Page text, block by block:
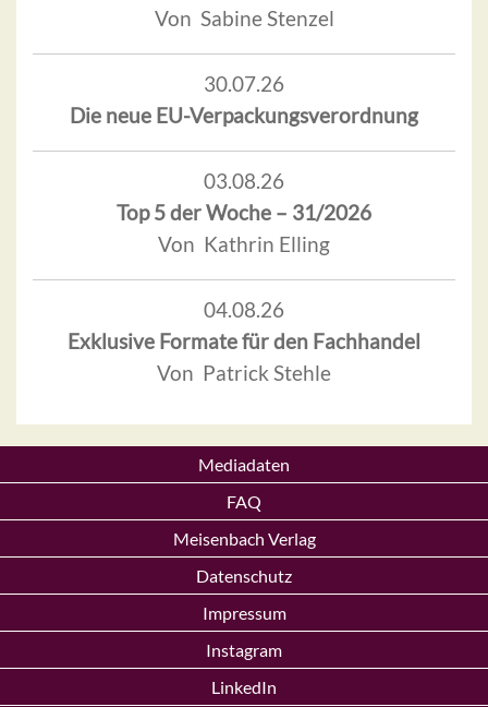
Von Sabine Stenzel
30.07.26
Die neue EU-Verpackungsverordnung
03.08.26
Top 5 der Woche – 31/2026
Von Kathrin Elling
04.08.26
Exklusive Formate für den Fachhandel
Von Patrick Stehle
Mediadaten
FAQ
Meisenbach Verlag
Datenschutz
Impressum
Instagram
LinkedIn